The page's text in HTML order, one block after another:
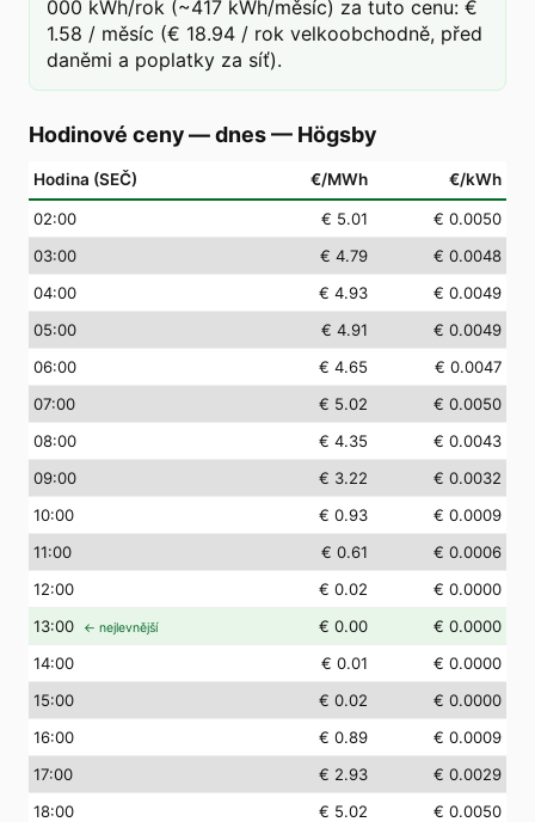
000 kWh/rok (~417 kWh/měsíc) za tuto cenu: €
1.58 / měsíc (€ 18.94 / rok velkoobchodně, před
daněmi a poplatky za síť).
Hodinové ceny — dnes— Högsby
Hodina (SEČ) €/MWh €/kWh
02:00 € 5.01
€ 0.0050
03:00 € 4.79
€ 0.0048
04:00 € 4.93
€ 0.0049
05:00 € 4.91
€ 0.0049
06:00 € 4.65
€ 0.0047
07:00 € 5.02
€ 0.0050
08:00 € 4.35
€ 0.0043
09:00 € 3.22
€ 0.0032
10:00 € 0.93
€ 0.0009
11:00 € 0.61
€ 0.0006
12:00 € 0.02
€ 0.0000
13:00 ← nejlevnější € 0.00
€ 0.0000
14:00 € 0.01
€ 0.0000
15:00 € 0.02
€ 0.0000
16:00 € 0.89
€ 0.0009
17:00 € 2.93
€ 0.0029
18:00 € 5.02
€ 0.0050